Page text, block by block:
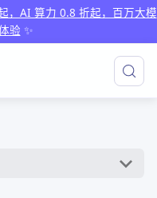
，AI 算力 0.8 折起，百万大模
验 ✨